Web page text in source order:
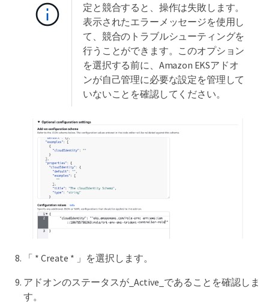
定と競合すると、操作は失敗します。
表示されたエラーメッセージを使用し
て、競合のトラブルシューティングを
行うことができます。このオプション
を選択する前に、Amazon EKSアドオ
ンが自己管理に必要な設定を管理して
いないことを確認してください。
「 * Create * 」を選択します。
アドオンのステータスが_Active_であることを確認しま
す。